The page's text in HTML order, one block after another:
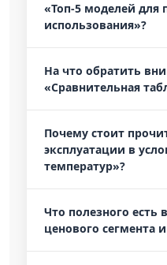
«Топ-5 моделей для
использования»?
На что обратить
«Сравнительная
Почему стоит
эксплуатации в
температур»?
Что полезного есть
ценового сегмента